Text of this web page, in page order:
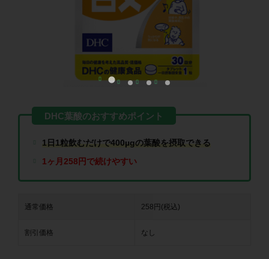
1日1粒飲むだけで400µgの葉酸を摂取できる
1ヶ月258円で続けやすい
通常価格 258円(税込)
割引価格 なし